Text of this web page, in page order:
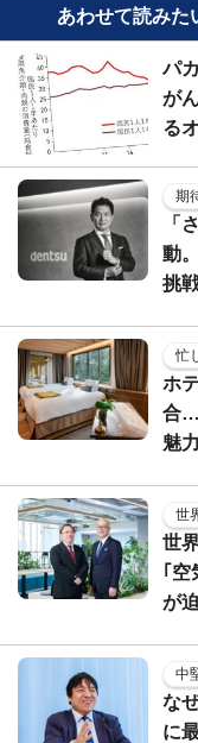
あわせて読みた
パ
が
る
期
「
動
挑
忙
ホ
合…
魅力
世
世
｢空
が
中
な
に